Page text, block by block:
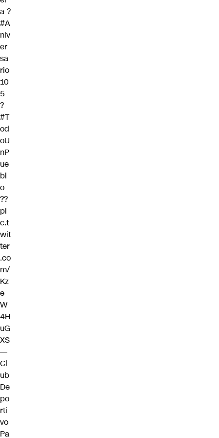
a ?
#A
niv
er
sa
rio
10
5
?
#T
od
oU
nP
ue
bl
o
??
pi
c.t
wit
ter
.co
m/
Kz
e
W
4H
uG
XS
—
Cl
ub
De
po
rti
vo
Pa